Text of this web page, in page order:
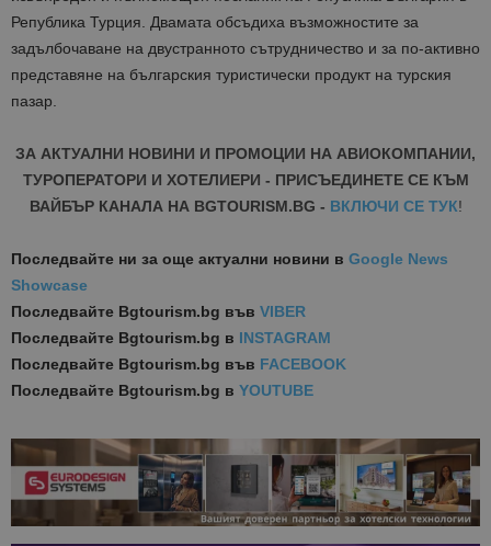
Република Турция. Двамата обсъдиха възможностите за
задълбочаване на двустранното сътрудничество и за по-активно
представяне на българския туристически продукт на турския
пазар.
ЗА АКТУАЛНИ НОВИНИ И ПРОМОЦИИ НА АВИОКОМПАНИИ,
ТУРОПЕРАТОРИ И ХОТЕЛИЕРИ - ПРИСЪЕДИНЕТЕ СЕ КЪМ
ВАЙБЪР КАНАЛА НА BGTOURISM.BG - ВКЛЮЧИ СЕ ТУК!
Последвайте ни за още актуални новини в Google News
Showcase
Последвайте Bgtourism.bg във VIBER
Последвайте Bgtourism.bg в INSTAGRAM
Последвайте Bgtourism.bg във FACEBOOK
Последвайте Bgtourism.bg в YOUTUBE